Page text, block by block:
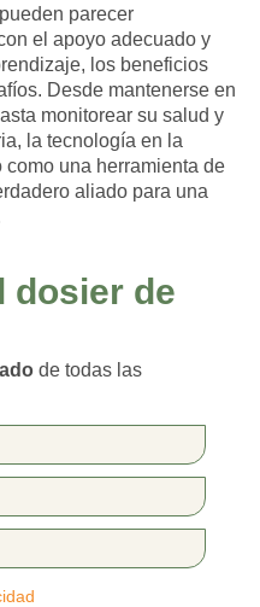
parecer
el apoyo adecuado y
los beneficios
Desde mantenerse en
monitorear su salud y
la tecnología en la
una herramienta de
aliado para una
dosier de
de todas las